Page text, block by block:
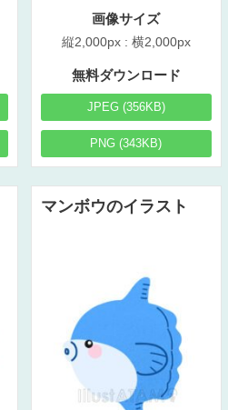
画像サイズ
縦2,000px : 横2,000px
無料ダウンロード
JPEG (356KB)
PNG (343KB)
マンボウのイラスト